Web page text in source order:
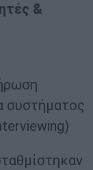
&
συστήματος